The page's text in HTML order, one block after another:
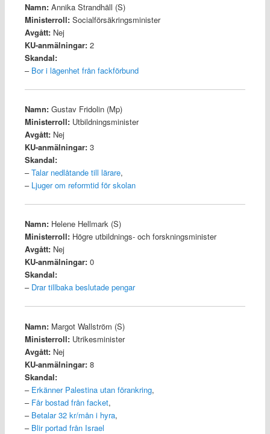
Namn:Annika Strandhäll (S)
Ministerroll:Socialförsäkringsminister
Avgått:Nej
KU-anmälningar:2
Skandal:
– Bor i lägenhet från fackförbund
Namn:Gustav Fridolin (Mp)
Ministerroll:Utbildningsminister
Avgått:Nej
KU-anmälningar:3
Skandal:
–Talar nedlåtande till lärare,
– Ljuger om reformtid för skolan
Namn:Helene Hellmark (S)
Ministerroll:Högre utbildnings- och forskningsminister
Avgått:Nej
KU-anmälningar:0
Skandal:
– Drar tillbaka beslutade pengar
Namn:Margot Wallström (S)
Ministerroll:Utrikesminister
Avgått:Nej
KU-anmälningar:8
Skandal:
– Erkänner Palestina utan förankring,
– Får bostad från facket,
– Betalar 32 kr/mån i hyra,
– Blir portad från Israel